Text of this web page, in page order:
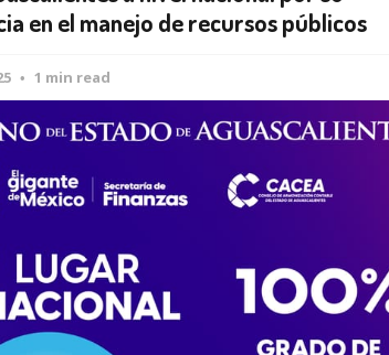
en el manejo de recursos públicos
1 min read